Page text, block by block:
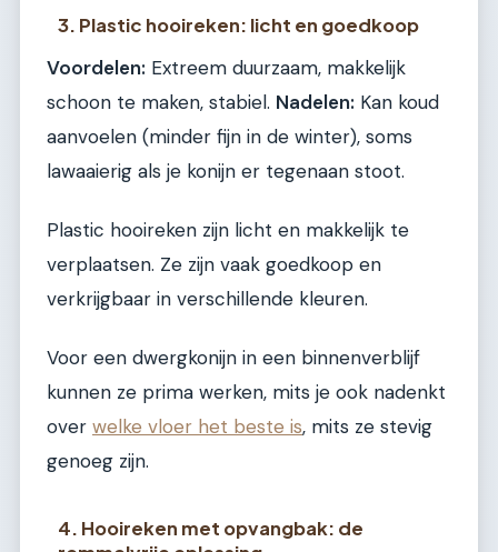
3. Plastic hooireken: licht en goedkoop
Voordelen: Extreem duurzaam, makkelijk
schoon te maken, stabiel. Nadelen: Kan koud
aanvoelen (minder fijn in de winter), soms
lawaaierig als je konijn er tegenaan stoot.
Plastic hooireken zijn licht en makkelijk te
verplaatsen. Ze zijn vaak goedkoop en
verkrijgbaar in verschillende kleuren.
Voor een dwergkonijn in een binnenverblijf
kunnen ze prima werken, mits je ook nadenkt
over welke vloer het beste is, mits ze stevig
genoeg zijn.
4. Hooireken met opvangbak: de